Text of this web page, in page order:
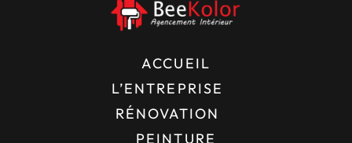
ACCUEIL
L’ENTREPRISE
RÉNOVATION
PEINTURE